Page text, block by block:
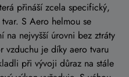
přináší zcela specifický,
S Aero helmou se
na nejvyšší úrovni bez ztráty
vzduchu je díky aero tvaru
při vývoji důraz na stále